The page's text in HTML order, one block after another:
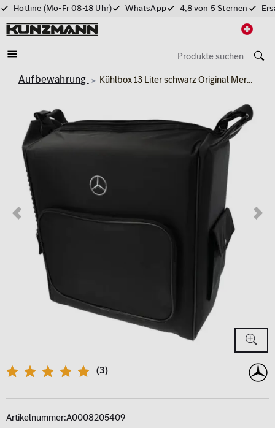
Hotline (Mo-Fr 08-18 Uhr) WhatsApp 4,8 von 5 Sternen
Aufbewahrung Kühlbox 13 Liter schwarz Original Mercedes-Benz
(3)
Artikelnummer:A0008205409